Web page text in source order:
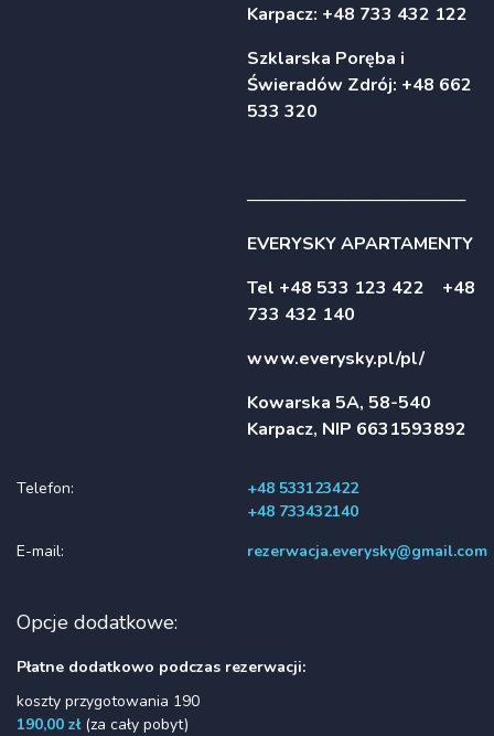
Karpacz: +48 733 432 122
Szklarska Poręba i
Świeradów Zdrój: +48 662
533 320
──────────────────
EVERYSKY APARTAMENTY
Tel +48 533 123 422 +48
733 432 140
www.everysky.pl/pl/
Kowarska 5A, 58-540
Karpacz, NIP 6631593892
Telefon:
+48 533123422
+48 733432140
E-mail:
rezerwacja.everysky@gmail.com
Opcje dodatkowe:
Płatne dodatkowo podczas rezerwacji:
koszty przygotowania 190
190,00 zł(za cały pobyt)